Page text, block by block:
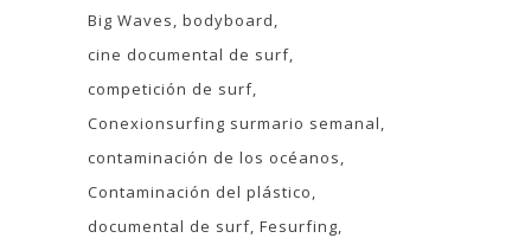
Big Waves bodyboard
cine documental de surf
competición de surf
Conexionsurfing surmario semanal
contaminación de los océanos
Contaminación del plástico
documental de surf Fesurfing